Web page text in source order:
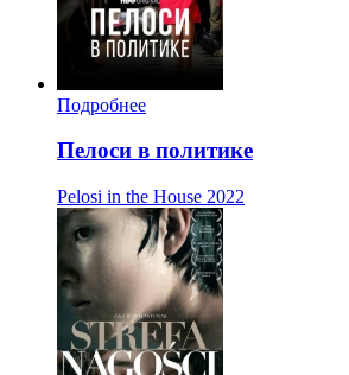
Подробнее
Пелоси в политике
Pelosi in the House 2022